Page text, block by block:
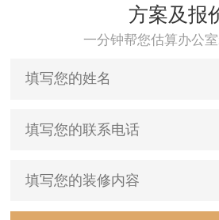
方案及报
一分钟帮您估算办公